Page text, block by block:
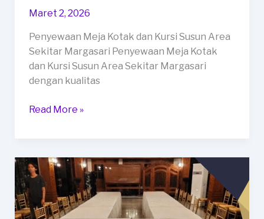
Maret 2, 2026
Penyewaan Meja Kotak dan Kursi Susun Area
Sekitar Margasari Penyewaan Meja Kotak
dan Kursi Susun Area Sekitar Margasari
dengan kualitas
Penyewaan
Kursi
Susun
Area
Sekitar
Read More »